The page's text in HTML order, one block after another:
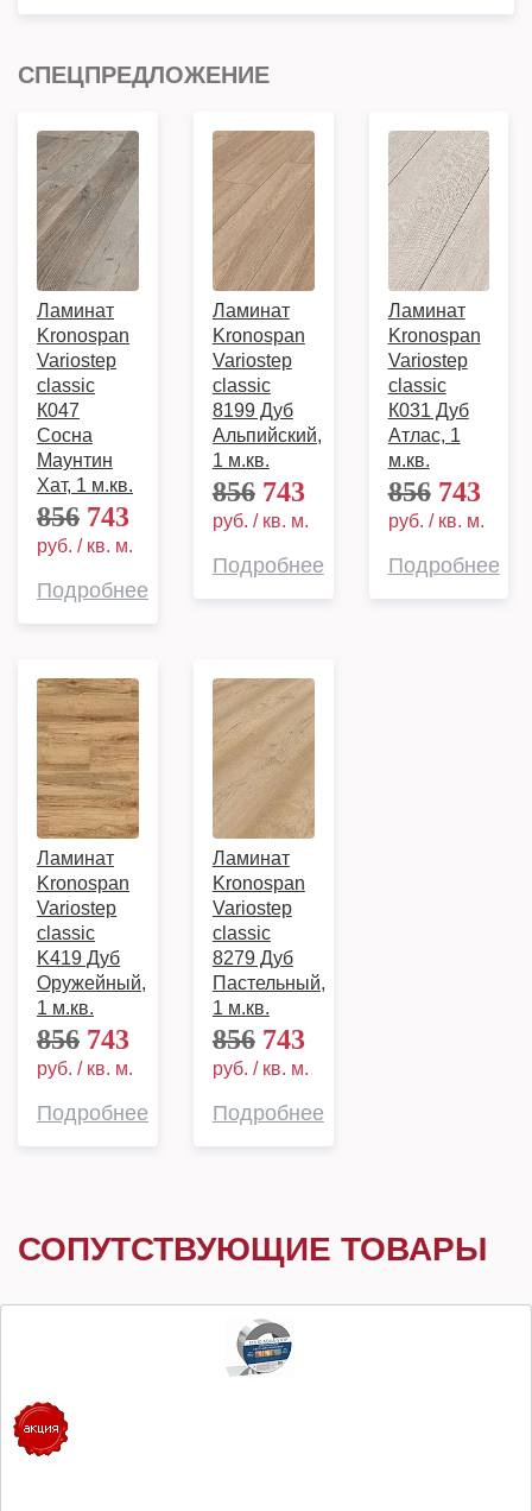
СПЕЦПРЕДЛОЖЕНИЕ
Ламинат
Kronospan
Variostep
classic
К047
Сосна
Маунтин
Хат, 1 м.кв.
856 743
руб. / кв. м.
Подробнее
Ламинат
Kronospan
Variostep
classic
8199 Дуб
Альпийский,
1 м.кв.
856743
руб. / кв. м.
Подробнее
Ламинат
Kronospan
Variostep
classic
К031 Дуб
Атлас, 1
м.кв.
856743
руб. / кв. м.
Подробнее
Ламинат
Kronospan
Variostep
classic
K419 Дуб
Оружейный,
1 м.кв.
856 743
руб. / кв. м.
Подробнее
Ламинат
Kronospan
Variostep
classic
8279 Дуб
Пастельный,
1 м.кв.
856743
руб. / кв. м.
Подробнее
СОПУТСТВУЮЩИЕ ТОВАРЫ